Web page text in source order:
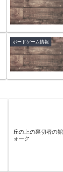
ボードゲーム情報
丘の上の裏切者の
ォーク